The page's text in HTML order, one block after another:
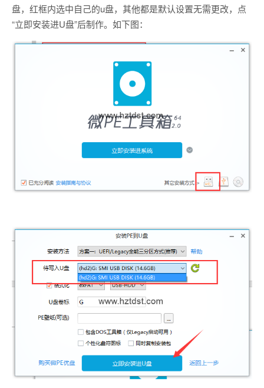
盘，红框内选中自己的u盘，其他都是默认设置无需更改，点
“立即安装进U盘”后制作。如下图：